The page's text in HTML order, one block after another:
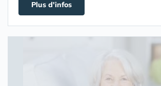
Plus d'infos